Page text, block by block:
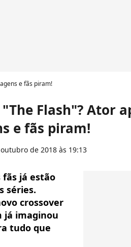
e fãs piram!
Flash"? Ator
e fãs piram!
de 2018 às 19:13
fãs já estão
séries.
crossover
já imaginou
tudo que